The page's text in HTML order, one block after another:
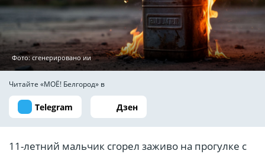
Фото: сгенерировано ии
Читайте «МОЁ! Белгород» в
Telegram Дзен
11-летний мальчик сгорел заживо на прогулке с